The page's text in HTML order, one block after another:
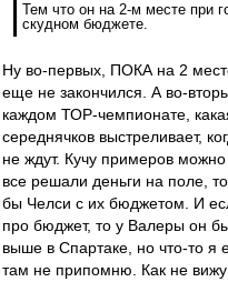
Тем что он на 2-м месте при
скудном бюджете.
Ну во-первых, ПОКА на 2
еще не закончился. А во-
каждом ТОР-чемпионате,
середнячков выстреливает,
не ждут. Кучу примеров
все решали деньги на поле,
бы Челси с их бюджетом. И
про бюджет, то у Валеры он
выше в Спартаке, но что-то я
там не припомню. Как не